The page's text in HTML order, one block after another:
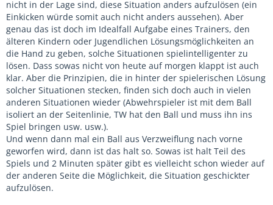
nicht in der Lage sind, diese Situation anders aufzulösen (ein
Einkicken würde somit auch nicht anders aussehen). Aber
genau das ist doch im Idealfall Aufgabe eines Trainers, den
älteren Kindern oder Jugendlichen Lösungsmöglichkeiten an
die Hand zu geben, solche Situationen spielintelligenter zu
lösen. Dass sowas nicht von heute auf morgen klappt ist auch
klar. Aber die Prinzipien, die in hinter der spielerischen Lösung
solcher Situationen stecken, finden sich doch auch in vielen
anderen Situationen wieder (Abwehrspieler ist mit dem Ball
isoliert an der Seitenlinie, TW hat den Ball und muss ihn ins
Spiel bringen usw. usw.).
Und wenn dann mal ein Ball aus Verzweiflung nach vorne
geworfen wird, dann ist das halt so. Sowas ist halt Teil des
Spiels und 2 Minuten später gibt es vielleicht schon wieder auf
der anderen Seite die Möglichkeit, die Situation geschickter
aufzulösen.